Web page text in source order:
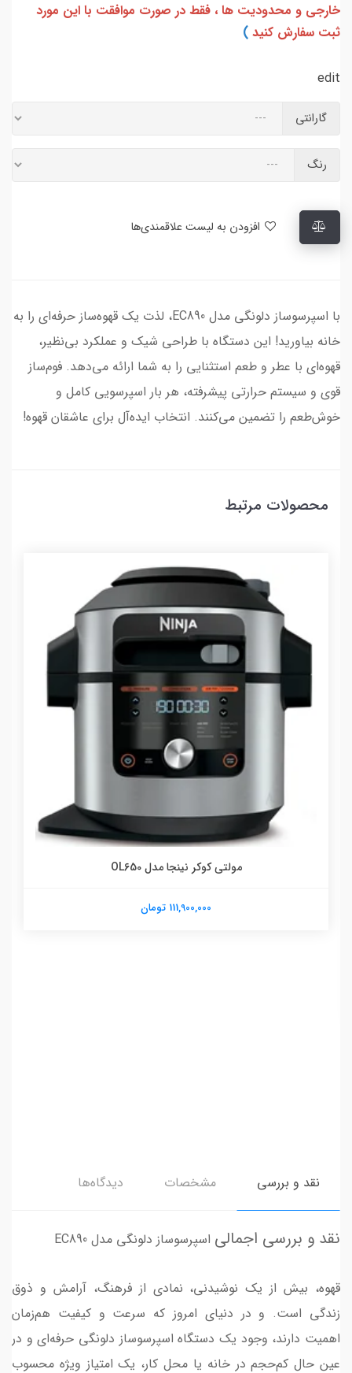
خارجی و محدودیت ها ، فقط در صورت موافقت با این مورد
ثبت سفارش کنید )
edit
گارانتی
رنگ
با اسپرسوساز دلونگی مدل EC890، لذت یک قهوه‌ساز حرفه‌ای را به
خانه بیاورید! این دستگاه با طراحی شیک و عملکرد بی‌نظیر،
قهوه‌ای با عطر و طعم استثنایی را به شما ارائه می‌دهد. فوم‌ساز
قوی و سیستم حرارتی پیشرفته، هر بار اسپرسویی کامل و
خوش‌طعم را تضمین می‌کنند. انتخاب ایده‌آل برای عاشقان قهوه!
محصولات مرتبط
مولتی کوکر نینجا مدل OL650
111,900,000 تومان
نقد و بررسی مشخصات دیدگاه‌ها
نقد و بررسی اجمالی اسپرسوساز دلونگی مدل EC890
قهوه، بیش از یک نوشیدنی، نمادی از فرهنگ، آرامش و ذوق
زندگی است. و در دنیای امروز که سرعت و کیفیت هم‌زمان
اهمیت دارند، وجود یک دستگاه اسپرسوساز دلونگی حرفه‌ای و در
عین حال کم‌حجم در خانه یا محل کار، یک امتیاز ویژه محسوب